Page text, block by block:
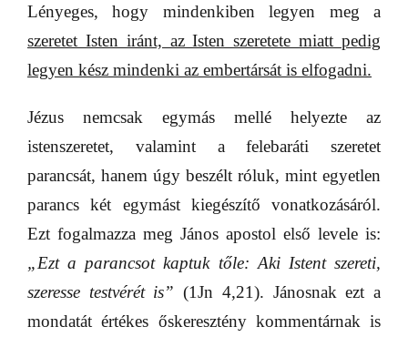
Lényeges, hogy mindenkiben legyen meg a
szeretet Isten iránt, az Isten szeretete miatt pedig
legyen kész mindenki az embertársát is elfogadni.
Jézus nemcsak egymás mellé helyezte az
istenszeretet, valamint a felebaráti szeretet
parancsát, hanem úgy beszélt róluk, mint egyetlen
parancs két egymást kiegészítő vonatkozásáról.
Ezt fogalmazza meg János apostol első levele is:
„Ezt a parancsot kaptuk tőle: Aki Istent szereti,
szeresse testvérét is” (1Jn 4,21). Jánosnak ezt a
mondatát értékes őskeresztény kommentárnak is